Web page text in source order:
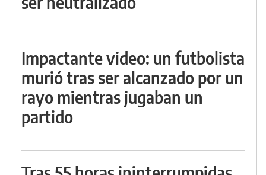
Impactante video: un futbolista
murió tras ser alcanzado por un
rayo mientras jugaban un
partido